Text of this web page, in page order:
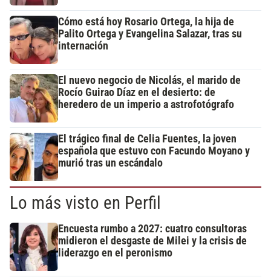
Cómo está hoy Rosario Ortega, la hija de
Palito Ortega y Evangelina Salazar, tras su
internación
El nuevo negocio de Nicolás, el marido de
Rocío Guirao Díaz en el desierto: de
heredero de un imperio a astrofotógrafo
El trágico final de Celia Fuentes, la joven
española que estuvo con Facundo Moyano y
murió tras un escándalo
Lo más visto en Perfil
Encuesta rumbo a 2027: cuatro consultoras
midieron el desgaste de Milei y la crisis de
liderazgo en el peronismo